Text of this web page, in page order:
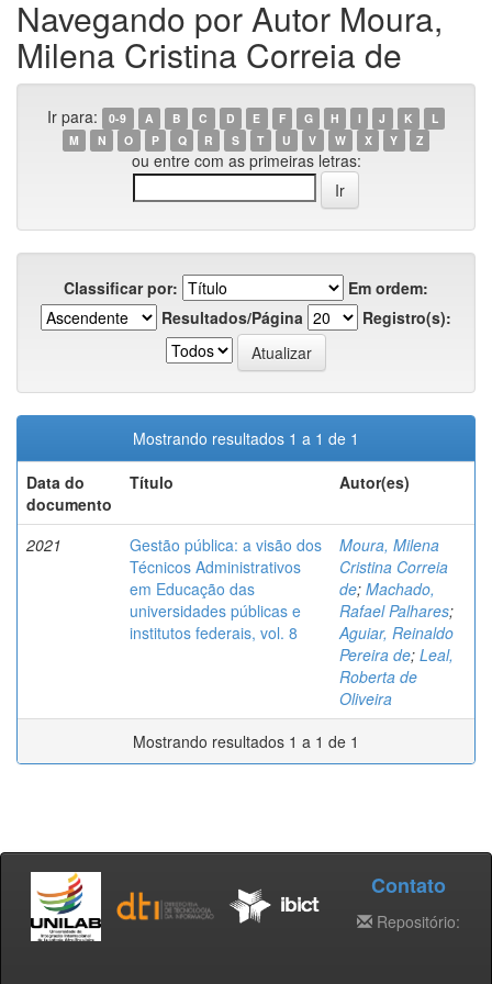
Navegando por Autor Moura,
Milena Cristina Correia de
Ir para: 0-9 A B C D E F G H I J K
L
M
N O P Q R S T U V W X Y Z
ou entre com as primeiras letras:
Classificar por:
Em ordem:
Resultados/Página
Registro(s):
Mostrando resultados 1 a 1 de 1
Data do
documento
Título Autor(es)
2021
Gestão pública: a visão dos
Técnicos Administrativos
em Educação das
universidades públicas e
institutos federais, vol. 8
Moura, Milena
Cristina Correia
de; Machado,
Rafael Palhares;
Aguiar, Reinaldo
Pereira de; Leal,
Roberta de
Oliveira
Mostrando resultados 1 a 1 de 1
Contato
Repositório: